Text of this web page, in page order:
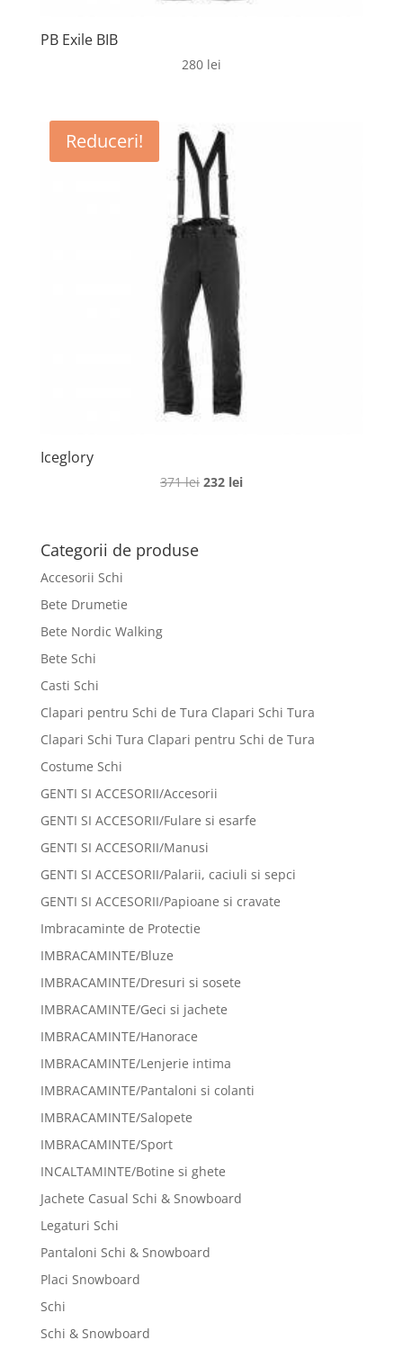
PB Exile BIB
280 lei
Reduceri!
Iceglory
371lei Prețul
232 leiPrețul
Categorii de produse
Accesorii Schi
Bete Drumetie
Bete Nordic Walking
Bete Schi
Casti Schi
Clapari pentru Schi de Tura Clapari Schi Tura
Clapari Schi Tura Clapari pentru Schi de Tura
Costume Schi
GENTI SI ACCESORII/Accesorii
GENTI SI ACCESORII/Fulare si esarfe
GENTI SI ACCESORII/Manusi
GENTI SI ACCESORII/Palarii, caciuli si sepci
GENTI SI ACCESORII/Papioane si cravate
Imbracaminte de Protectie
IMBRACAMINTE/Bluze
IMBRACAMINTE/Dresuri si sosete
IMBRACAMINTE/Geci si jachete
IMBRACAMINTE/Hanorace
IMBRACAMINTE/Lenjerie intima
IMBRACAMINTE/Pantaloni si colanti
IMBRACAMINTE/Salopete
IMBRACAMINTE/Sport
INCALTAMINTE/Botine si ghete
Jachete Casual Schi & Snowboard
Legaturi Schi
Pantaloni Schi & Snowboard
Placi Snowboard
Schi
Schi & Snowboard